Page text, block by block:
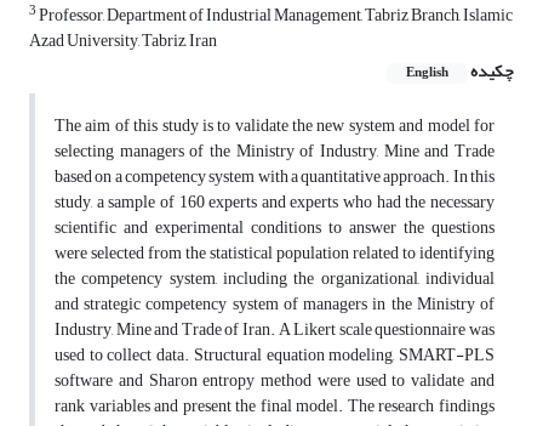
3Professor, Department of Industrial Management, Tabriz Branch, Islamic
Azad University, Tabriz, Iran
چکیده
English
The aim of this study is to validate the new system and model for
selecting managers of the Ministry of Industry, Mine and Trade
based on a competency system with a quantitative approach. In this
study, a sample of 160 experts and experts who had the necessary
scientific and experimental conditions to answer the questions
were selected from the statistical population related to identifying
the competency system, including the organizational, individual
and strategic competency system of managers in the Ministry of
Industry, Mine and Trade of Iran. A Likert scale questionnaire was
used to collect data. Structural equation modeling, SMART-PLS
software and Sharon entropy method were used to validate and
rank variables and present the final model. The research findings